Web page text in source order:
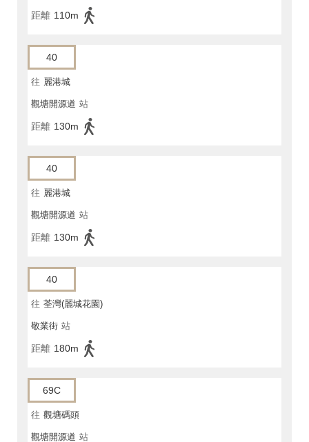
距離 110m
40
往 麗港城
觀塘開源道 站
距離 130m
40
往 麗港城
觀塘開源道 站
距離 130m
40
往 荃灣(麗城花園)
敬業街 站
距離 180m
69C
往 觀塘碼頭
觀塘開源道 站